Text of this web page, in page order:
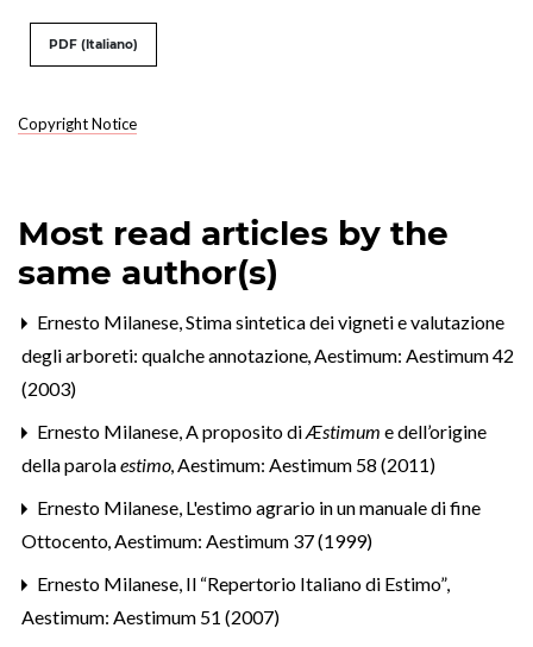
Copyright Notice
PDF (Italiano)
Most read articles by the
same author(s)
Ernesto Milanese,Stima sintetica dei vigneti e valutazione
degli arboreti: qualche annotazione,Aestimum: Aestimum 42
(2003)
Ernesto Milanese,A proposito diÆstimum e dell’origine
della parolaestimo,Aestimum: Aestimum 58 (2011)
Ernesto Milanese, L'estimo agrario in un manuale di fine
Ottocento,Aestimum: Aestimum 37 (1999)
Ernesto Milanese, Il “Repertorio Italiano di Estimo”,
Aestimum: Aestimum 51 (2007)